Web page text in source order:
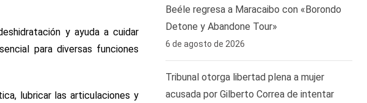
y ayuda a cuidar
para diversas funciones
lubricar las articulaciones y
Beéle regresa a Maracaibo con «Borondo
Detone y Abandone Tour»
6 de agosto de 2026
Tribunal otorga libertad plena a mujer
acusada por Gilberto Correa de intentar